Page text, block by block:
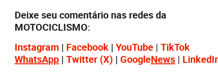
Deixe seu comentário nas redes da
MOTOCICLISMO:
Instagram | Facebook | YouTube | TikTok
WhatsApp | Twitter (X) | GoogleNews |